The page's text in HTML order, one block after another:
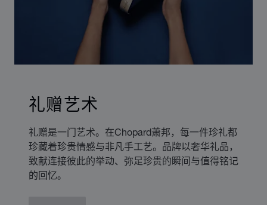
礼赠艺术
礼赠是一门艺术。在Chopard萧邦，每一件珍礼都
珍藏着珍贵情感与非凡手工艺。品牌以奢华礼品，
致献连接彼此的举动、弥足珍贵的瞬间与值得铭记
的回忆。